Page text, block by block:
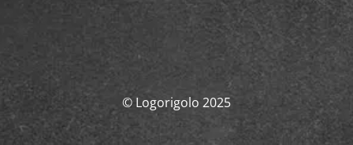
© Logorigolo 2025